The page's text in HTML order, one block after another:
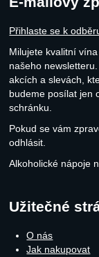
Přihlaste se k
Milujete kvalitní
našeho
akcích a slevách,
budeme posílat jen
schránku.
Pokud se vám
odhlásit.
Alkoholické nápoje
Užitečné
O nás
Jak nakupovat